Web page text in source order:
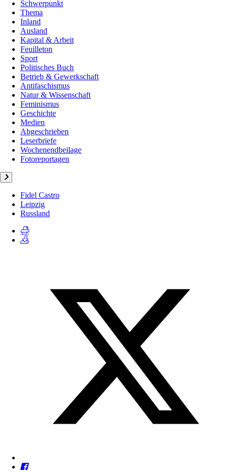
Schwerpunkt
Thema
Inland
Ausland
Kapital & Arbeit
Feuilleton
Sport
Politisches Buch
Betrieb & Gewerkschaft
Antifaschismus
Natur & Wissenschaft
Feminismus
Geschichte
Medien
Abgeschrieben
Leserbriefe
Wochenendbeilage
Fotoreportagen
Fidel Castro
Leipzig
Russland